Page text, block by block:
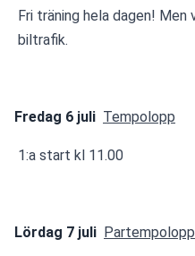
biltrafik.
Fredag 6 juli Tempolopp
1:a start kl 11.00
Lördag 7 juli Partempolopp